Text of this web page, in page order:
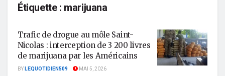
Étiquette : marijuana
Trafic de drogue au môle Saint-
Nicolas : interception de 3 200 livres
de marijuana par les Américains
BYLEQUOTIDIEN509 MAI 5, 2026